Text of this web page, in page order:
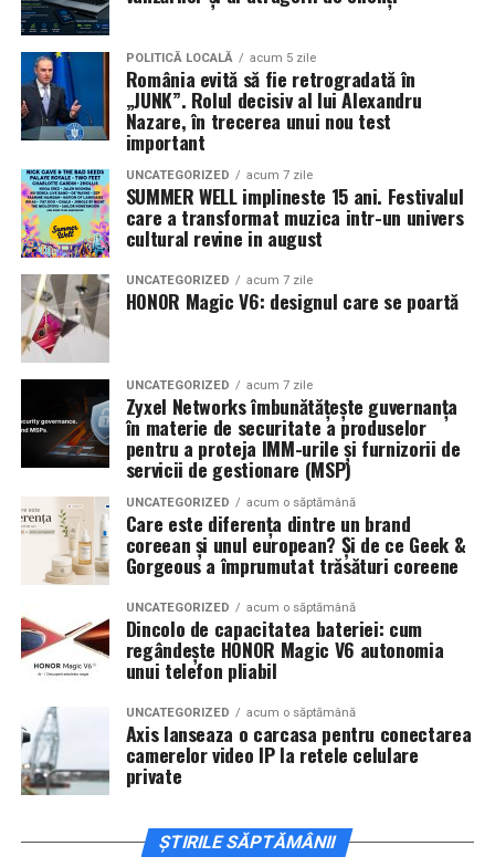
Sursa articol:
în mai multe orașe.
Pe11 februarieva avea loc proiecția specială
mea”de la Cinema City din City Park Constanța
18:30, unde
regizorul Paul Decu și actrița Azaleea
Necula, originari din Constanța și împrejurimi, vor
prezenta filmul alături de colegii lor
Alexandra Răduță și Gabriel Vatavu.
Cinema City Shopping City Galațiinvită spectatorii
12 februarie de la 18:30
State și Azaleea Necula și regizorul Paul Decu.
Pe 13 februarie la ora 18:30
invitați la proiecția specială din
, alături de regizorulPaul Decuși de
actoriiGabriel Vatavu, Sergiu Costache, Azaleea
Necula, Alexandra Răduță.
De „Ziua Îndrăgostiților”, pe14 februarie, în Cinema
City Iulius Mall Suceava, de la 18:30, spectatorii sunt
invitați la film alături de regizorulPaul Decu și de
actoriiSergiu Costache, Vlad si Oana Gherman,
Alexandra Răduță.
Cineplexx Băneasa Shopping City
București
găzduiește o proiecție specială în prezența
întregii echipe pe15 februarie, de la 17:30.
ÎnCraiova , regizorulPaul Decuși actoriiSergiu
Costache, Azaleea Necula și Oana Gherman
Mall pe 16 februarie de la ora 18:00.
POLITICĂ LOCALĂ acum 5 zile
România evită să fie retrogradată în
„JUNK”. Rolul decisiv al lui Alexandru
Nazare, în trecerea unui nou test
important
UNCATEGORIZED acum 7 zile
SUMMER WELL implineste 15 ani. Festivalul
care a transformat muzica intr-un univers
cultural revine in august
UNCATEGORIZED acum 7 zile
HONOR Magic V6: designul care se poartă
UNCATEGORIZED acum 7 zile
Zyxel Networks îmbunătățește guvernanța
în materie de securitate a produselor
pentru a proteja IMM-urile și furnizorii de
servicii de gestionare (MSP)
UNCATEGORIZED acum o săptămână
Care este diferența dintre un brand
coreean și unul european? Și de ce Geek &
Gorgeous a împrumutat trăsături coreene
UNCATEGORIZED acum o săptămână
Dincolo de capacitatea bateriei: cum
regândește HONOR Magic V6 autonomia
unui telefon pliabil
UNCATEGORIZED acum o săptămână
Axis lanseaza o carcasa pentru conectarea
camerelor video IP la retele celulare
private
ȘTIRILE SĂPTĂMÂNII